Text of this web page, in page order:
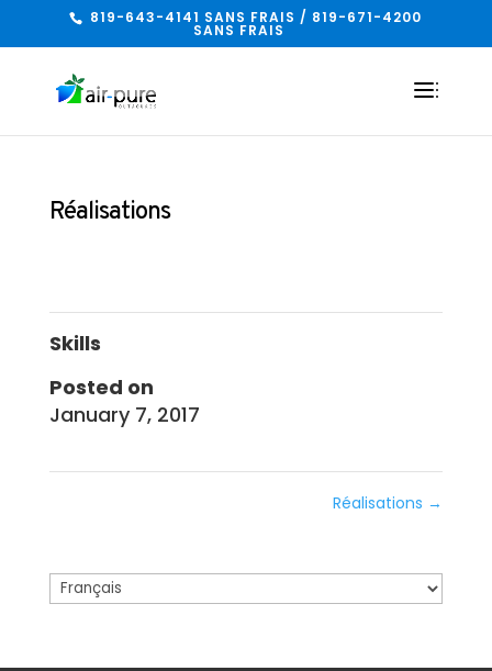
819-643-4141 SANS FRAIS / 819-671-4200
SANS FRAIS
Réalisations
Skills
Posted on
January 7, 2017
Réalisations →
Choisir
une